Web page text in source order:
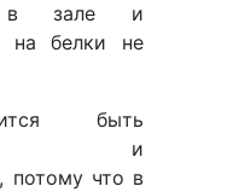
в зале и
на белки не
быть
и
потому что в